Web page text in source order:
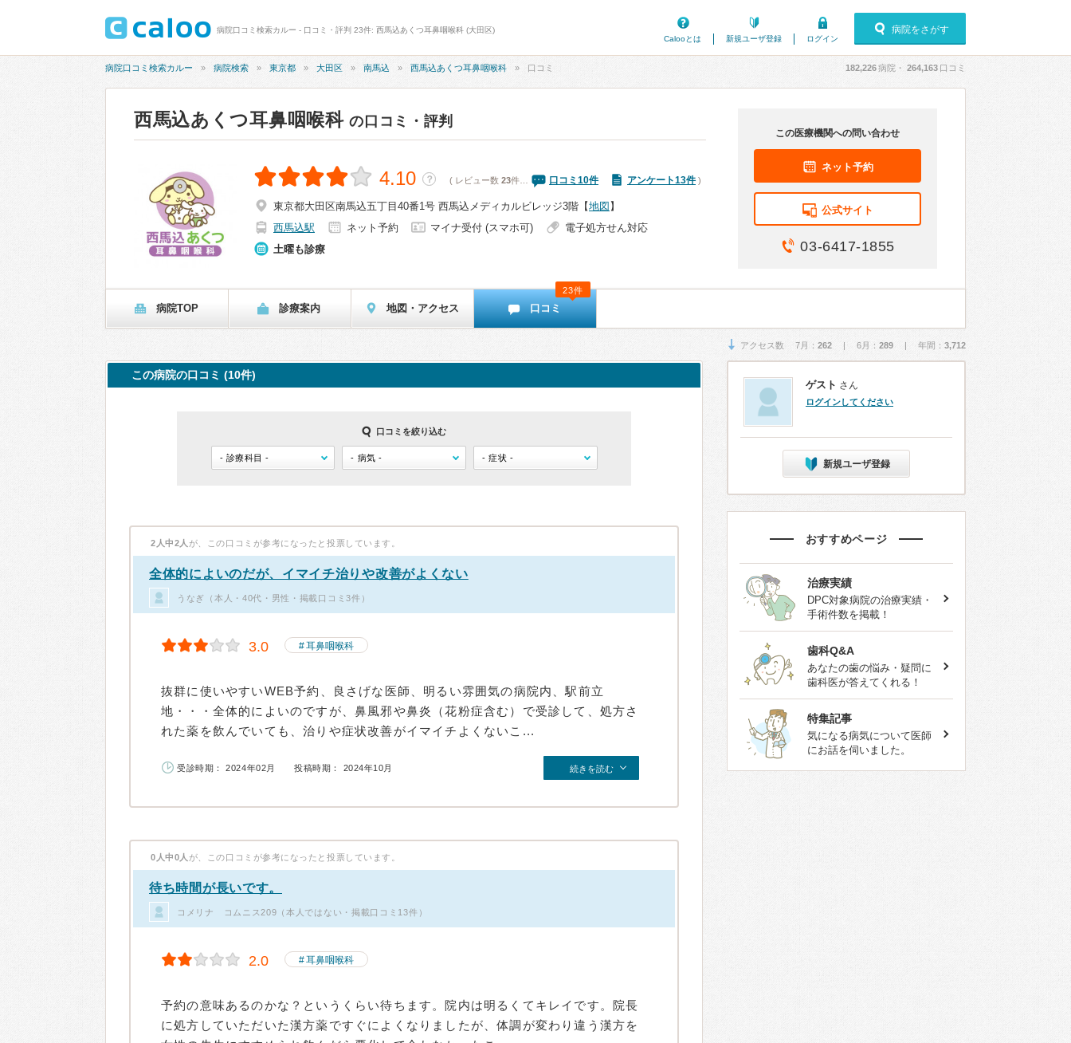
病院口コミ検索カルー - 口コミ・評判 23件: 西馬込あくつ耳鼻咽喉科 (大田区)
Calooとは
新規ユーザ登録 ログイン
病院をさがす
病院口コミ検索カルー 病院検索 東京都 大田区 南馬込 西馬込あくつ耳鼻咽喉科 口コミ 182,226病院・ 264,163 口コミ
西馬込あくつ耳鼻咽喉科 の口コミ・評判
4.10 ？ ( レビュー数 23件… 口コミ 10件 アンケート13件)
東京都大田区南馬込五丁目40番1号 西馬込メディカルビレッジ3階 【地図 】
西馬込駅
ネット予約 マイナ受付 (スマホ可)
電子処方せん対応
土曜も診療
この医療機関への問い合わせ
ネット予約
公式サイト
03-6417-1855
病院TOP 診療案内 地図・アクセス 口コミ
23件
アクセス数 7月： 262 | 6月： 289 | 年間： 3,712
この病院の口コミ (10件)
口コミを絞り込む
2人中2人 が、この口コミが参考になったと投票しています。
全体的によいのだが、イマイチ治りや改善がよくない
うなぎ（本人・40代・男性・掲載口コミ3件）
3.0 耳鼻咽喉科
抜群に使いやすいWEB予約、良さげな医師、明るい雰囲気の病院内、駅前立
地・・・全体的によいのですが、鼻風邪や鼻炎（花粉症含む）で受診して、処方さ
れた薬を飲んでいても、治りや症状改善がイマイチよくないこ...
受診時期： 2024年02月 投稿時期： 2024年10月 続きを読む
0人中0人 が、この口コミが参考になったと投票しています。
待ち時間が長いです。
コメリナ コムニス209（本人ではない・掲載口コミ13件）
2.0 耳鼻咽喉科
予約の意味あるのかな？というくらい待ちます。院内は明るくてキレイです。院長
に処方していただいた漢方薬ですぐによくなりましたが、体調が変わり違う漢方を
ゲスト さん
ログインしてください
新規ユーザ登録
おすすめページ
治療実績
DPC対象病院の治療実績・
手術件数を掲載！
歯科Q&A
あなたの歯の悩み・疑問に
歯科医が答えてくれる！
特集記事
気になる病気について医師
にお話を伺いました。